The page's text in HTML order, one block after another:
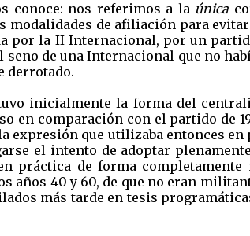
conoce: nos referimos a la única
modalidades de afiliación para
por la II Internacional, por un
de una Internacional que no
derrotado.
inicialmente la forma del
en comparación con el partido de
expresión que utilizaba entonces
el intento de adoptar
práctica de forma
años 40 y 60, de que no eran
más tarde en tesis